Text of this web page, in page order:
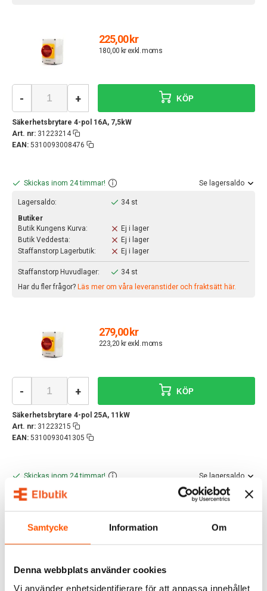
Samtycke Information Om
Denna webbplats använder cookies
Vi använder enhetsidentifierare för att anpassa innehållet
225,00 kr
180,00 kr exkl. moms
Säkerhetsbrytare 4-pol 16A, 7,5kW
Art. nr: 31223214
EAN: 5310093008476
- + KÖP
Skickas inom 24 timmar! Se lagersaldo
Lagersaldo:
34 st
Butiker
Butik Kungens Kurva:
Ej i lager
Butik Veddesta:
Ej i lager
Staffanstorp Lagerbutik:
Ej i lager
Staffanstorp Huvudlager:
34 st
Har du fler frågor? Läs mer om våra leveranstider och fraktsätt här.
279,00 kr
223,20 kr exkl. moms
Säkerhetsbrytare 4-pol 25A, 11kW
Art. nr: 31223215
EAN: 5310093041305
- + KÖP
Skickas inom 24 timmar! Se lagersaldo
Lagersaldo:
Butiker
Butik Veddesta:
5 st
Staffanstorp Lagerbutik:
Ej i lager
Staffanstorp Huvudlager:
46 st